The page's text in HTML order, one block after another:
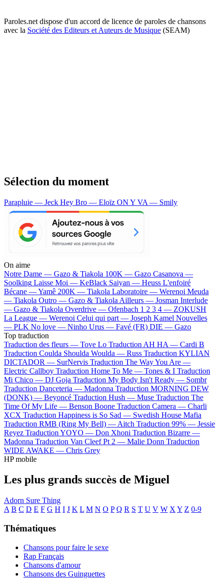
Paroles.net dispose d'un accord de licence de paroles de chansons
avec la Société des Editeurs et Auteurs de Musique (SEAM)
Sélection du moment
Parapluie — Jeck Hey Bro — Eloïz ON Y VA — Smily
On aime
Notre Dame — Gazo & Tiakola 100K — Gazo Casanova —
Soolking Laisse Moi — KeBlack Saiyan — Heuss L'enfoiré
Bécane —Yamê 200K — Tiakola Laboratoire — Werenoi Meuda
— Tiakola Outro — Gazo & Tiakola Ailleurs — Josman Interlude
— Gazo & Tiakola Overdrive — Ofenbach 1 2 3 4 — ZOKUSH
La League — Werenoi Celui qui part — Joseph Kamel Nouvelles
— PLK No love — Ninho Urus — Favé (FR) DIE — Gazo
Top traduction
Traduction des fleurs — Tove Lo Traduction AH HA — Cardi B
Traduction Coulda Shoulda Woulda — Russ Traduction KYLIAN
DICTADOR — SurNervis Traduction The Way You Are —
Electric Callboy Traduction Home To Me — Tones & I Traduction
Mi Chico — DJ Goja Traduction My Body Isn't Ready — Sombr
Traduction Danceteria — Madonna Traduction MORNING DEW
(DONK) — Beyoncé Traduction Hush — Muse Traduction The
Time Of My Life — Benson Boone Traduction Camera — Charli
XCX Traduction Happiness is So Sad — Swedish House Mafia
Traduction RMB (Ring My Bell) — Aitch Traduction 99% — Jessie
Reyez Traduction YOYO — Don Xhoni Traduction Bizarre —
Madonna Traduction Van Cleef Pt 2 — Malie Donn Traduction
WIDE AWAKE — Chris Grey
HP mobile
Les plus grands succès de Miguel
Adorn Sure Thing
A B C D E F G H I J K L M N O P Q R S T U V W X Y Z 0-9
Thématiques
Chansons pour faire le sexe
Rap Français
Chansons d'amour
Chansons des Guinguettes